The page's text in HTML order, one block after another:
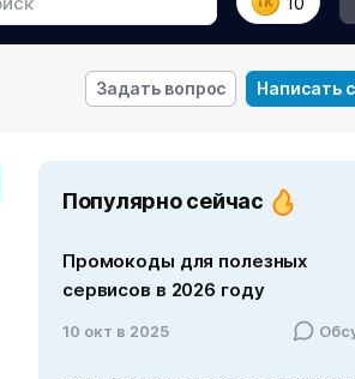
Задать вопрос Написать
Популярно сейчас
Промокоды для полезных
сервисов в 2026 году
10 окт в 2025